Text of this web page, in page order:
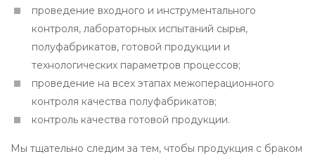
проведение входного и инструментального
контроля, лабораторных испытаний сырья,
полуфабрикатов, готовой продукции и
технологических параметров процессов;
проведение на всех этапах межоперационного
контроля качества полуфабрикатов;
контроль качества готовой продукции.
Мы тщательно следим за тем, чтобы продукция с браком